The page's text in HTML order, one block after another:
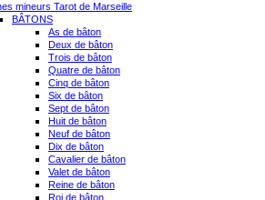
mineurs Tarot de Marseille
BÂTONS
As de bâton
Deux de bâton
Trois de bâton
Quatre de bâton
Cinq de bâton
Six de bâton
Sept de bâton
Huit de bâton
Neuf de bâton
Dix de bâton
Cavalier de bâton
Valet de bâton
Reine de bâton
Roi de bâton